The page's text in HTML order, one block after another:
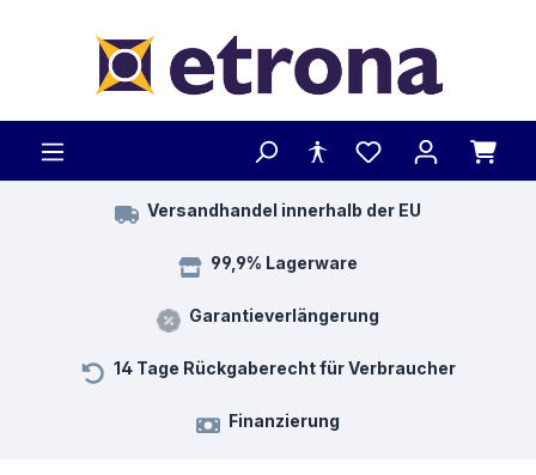
Versandhandel innerhalb der EU
99,9% Lagerware
Garantieverlängerung
14 Tage Rückgaberecht für Verbraucher
Finanzierung